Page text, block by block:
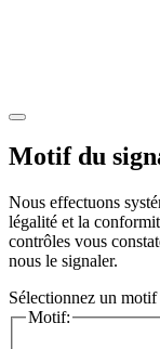
Motif du
Nous effectuons
légalité et la
contrôles vous
nous le signaler.
Sélectionnez un
Motif: